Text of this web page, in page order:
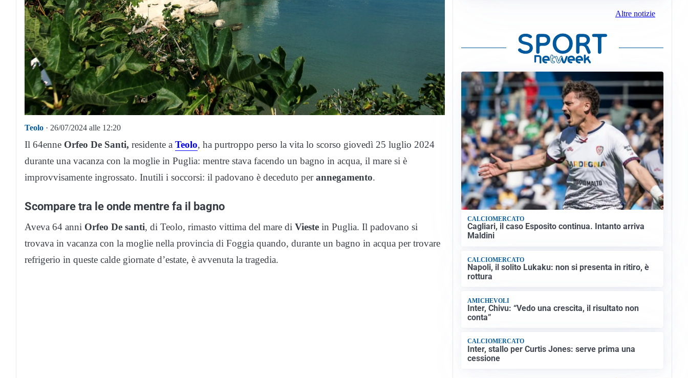
Teolo · 26/07/2024 alle 12:20
Il 64enne Orfeo De Santi, residente a Teolo, ha purtroppo perso la vita lo scorso giovedì 25 luglio 2024
durante una vacanza con la moglie in Puglia: mentre stava facendo un bagno in acqua, il mare si è
improvvisamente ingrossato. Inutili i soccorsi: il padovano è deceduto perannegamento.
Scompare tra le onde mentre fa il bagno
Aveva 64 anni Orfeo De santi, di Teolo, rimasto vittima del mare di Vieste in Puglia. Il padovano si
trovava in vacanza con la moglie nella provincia di Foggia quando, durante un bagno in acqua per trovare
refrigerio in queste calde giornate d’estate, è avvenuta la tragedia.
Altre notizie
CALCIOMERCATO
Cagliari, il caso Esposito continua. Intanto arriva
Maldini
CALCIOMERCATO
Napoli, il solito Lukaku: non si presenta in ritiro, è
rottura
AMICHEVOLI
Inter, Chivu: “Vedo una crescita, il risultato non
conta”
CALCIOMERCATO
Inter, stallo per Curtis Jones: serve prima una
cessione